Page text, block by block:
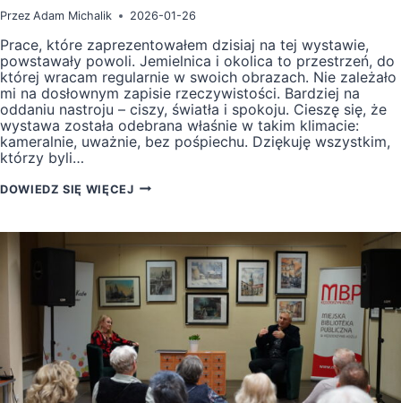
Przez Adam Michalik 2026-01-26
Prace, które zaprezentowałem dzisiaj na tej wystawie,
powstawały powoli. Jemielnica i okolica to przestrzeń, do
której wracam regularnie w swoich obrazach. Nie zależało
mi na dosłownym zapisie rzeczywistości. Bardziej na
oddaniu nastroju – ciszy, światła i spokoju. Cieszę się, że
wystawa została odebrana właśnie w takim klimacie:
kameralnie, uważnie, bez pośpiechu. Dziękuję wszystkim,
którzy byli…
DOWIEDZ SIĘ WIĘCEJWERNISAŻ
WYSTAWY
I
OKOLICA”